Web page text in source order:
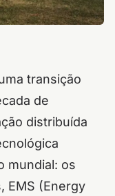
transição
de
distribuída
mundial: os
EMS (Energy